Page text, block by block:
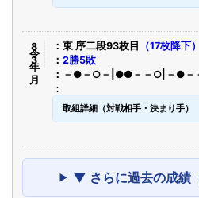
令8年3月 東 序二段93枚目
（17枚降下）
2勝5敗
－●－○－|●●－－○|－●－
取組詳細（対戦相手・決まり手）
▼ さらに過去の成績